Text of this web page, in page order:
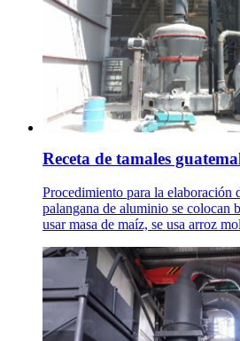
Receta de tamales
Procedimiento para la elaboración
palangana de aluminio se colocan
usar masa de maíz, se usa arroz